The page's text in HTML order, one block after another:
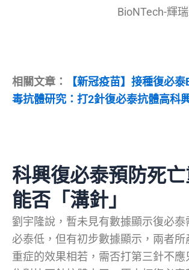
BioNTech-輝
相關文章：
【新冠疫苗】接種復必
毒抗體研究：打2針復必泰抗體高科
科興復必泰預防死
能否「溝針」
劉宇隆說，暫未見有數據顯示復必
必泰低，但有初步數據顯示，兩者
重症的效果相若，需否打第三針不